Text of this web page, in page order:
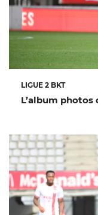
LIGUE 2 BKT
L’album